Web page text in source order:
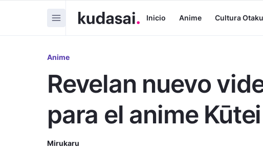
Inicio Anime Cultura Otaku
Anime
Revelan nuevo
para el anime
Mirukaru